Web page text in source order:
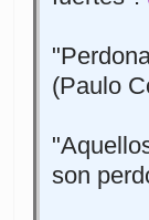
(Paulo
son